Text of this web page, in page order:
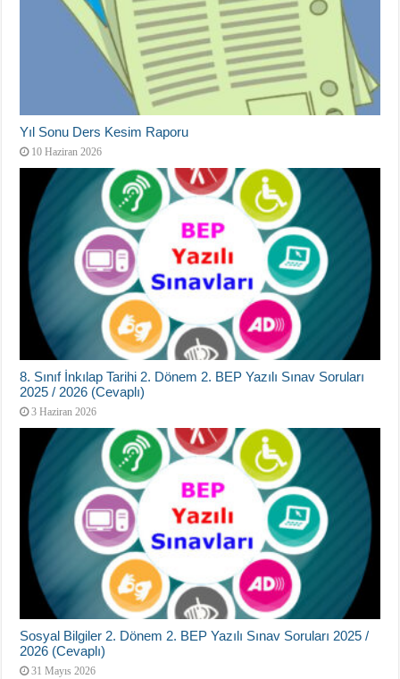
Yıl Sonu Ders Kesim Raporu
10 Haziran 2026
8. Sınıf İnkılap Tarihi 2. Dönem 2. BEP Yazılı Sınav Soruları
2025 / 2026 (Cevaplı)
3 Haziran 2026
Sosyal Bilgiler 2. Dönem 2. BEP Yazılı Sınav Soruları 2025 /
2026 (Cevaplı)
31 Mayıs 2026